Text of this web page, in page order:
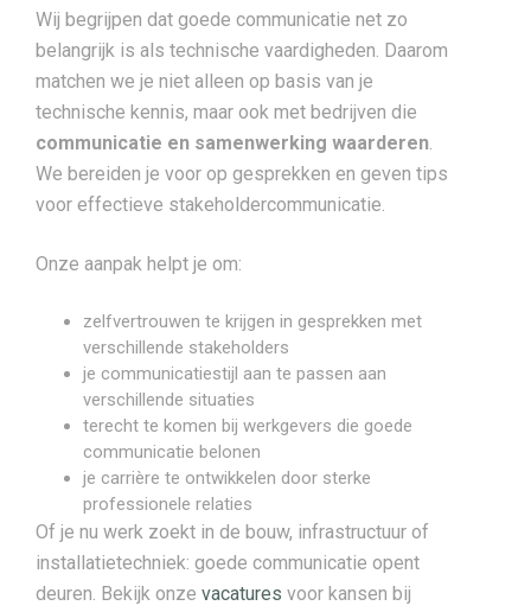
Wij begrijpen dat goede communicatie net zo
belangrijk is als technische vaardigheden. Daarom
matchen we je niet alleen op basis van je
technische kennis, maar ook met bedrijven die
communicatie en samenwerking waarderen.
We bereiden je voor op gesprekken en geven tips
voor effectieve stakeholdercommunicatie.
Onze aanpak helpt je om:
zelfvertrouwen te krijgen in gesprekken met
verschillende stakeholders
je communicatiestijl aan te passen aan
verschillende situaties
terecht te komen bij werkgevers die goede
communicatie belonen
je carrière te ontwikkelen door sterke
professionele relaties
Of je nu werk zoekt in de bouw, infrastructuur of
installatietechniek: goede communicatie opent
deuren. Bekijk onze vacatures voor kansen bij